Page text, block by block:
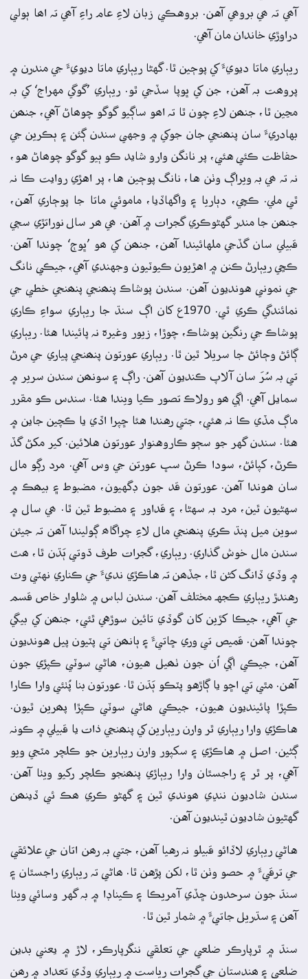
آھي تہ ھي بروھي آهن. بروهڪي زبان لاءِ عام راءِ آھي تہ اھا ٻولي
دراوڙي خاندان مان آهي.
ريٻاري ماتا ديويءَ کي پوڄين ٿا. گهڻا ريٻاري ماتا ديويءَ جي مندرن ۾
پروھت بہ آهن، جن کي ڀوپا سڏجي ٿو. ريٻاري ’گوگي مهراج‘ کي بہ
مڃين ٿا، جنھن لاءِ چون ٿا تہ اھو ساڳيو گوگو چوھاڻ آهي، جنھن
بهادريءَ سان پنھنجي جان جوکي ۾ وجهي سندن ڳئن ۽ ٻڪرين جي
حفاظت ڪئي هئي، پر نانگن وارو شايد ڪو ٻيو گوگو چوھاڻ هو،
نہ تہ ھي بہ ويراڳ وٺن ها، نانگ پوڄين ها، پر اهڙي روايت ڪا نہ
ٿي ملي. ڪڇي، دٻاريا ۽ واگهاڏيا، ماموئي ماتا جا پوڄاري آهن،
جنھن جا مندر گهڻوڪري گجرات ۾ آهن. ھي ھر سال نوراتڙي سڄي
قبيلي سان گڏجي ملهائيندا آهن، جنھن کي ھو ’ڀوڄ‘ چوندا آهن.
ڪڇي ريٻارڻ ڪنن ۾ اهڙيون ڪيوٽيون وجهندي آهي، جيڪي نانگ
جي نموني هونديون آهن. سندن پوشاڪ پنھنجي پنھنجي خطي جي
نمائندگي ڪري ٿي. 1970ع کان اڳ سنڌ جا ريٻاري سواءِ ڪاري
پوشاڪ جي رنگين پوشاڪ، چوڙا، زيور وغيرہ نہ پائيندا هئا. ريٻاري
ڳائڻ وڄائڻ جا سريلا ٿين ٿا. ريٻاري عورتون پنھنجي پياري جي مرڻ
تي بہ سُرَ سان آلاپ ڪنديون آهن. راڳ ۽ سونھن سندن سرير ۾
سمايل آهي. اڳي ھو رولاڪ تصور ڪيا ويندا هئا. سندس ڪو مقرر
ماڳ مڏي ڪا نہ هئي، جتي رهندا هئا ڇپرا اڏي يا ڪچين جاين ۾
هئا. سندن گهر جو سڄو ڪاروهنوار عورتون هلائين. کير مکڻ گڏ
ڪرڻ، کپائڻ، سودا ڪرڻ سڀ عورتن جي وس آهي. مرد رڳو مال
سان هوندا آهن. عورتون قد جون ڊگهيون، مضبوط ۽ بيھڪ ۾
سهڻيون ٿين، مرد بہ سهڻا، ۽ قداور ۽ مضبوط ٿين ٿا. ھي سال ۾
سوين ميل پنڌ ڪري پنھنجي مال لاءِ چراگاھ ڳوليندا آھن تہ جيئن
سندن مال خوش گذاري. ريٻاري، گجرات طرف ڌوتي ٻَڌن ٿا، ھٿ
۾ وڏي ڏانگ کڻن ٿا، جڏھن تہ هاڪڙي نديءَ جي ڪناري نهٽي وٽ
رهندڙ ريٻاري ڪجهہ مختلف آهن. سندن لباس ۾ شلوار خاص قسم
جي آهي، جيڪا کڙين کان گوڏي تائين سوڙهي ٿئي، جنھن کي بيگي
چوندا آهن. قميص تي وري ڇاتيءَ ۽ ٻانھن تي پٽيون پيل هونديون
آهن، جيڪي اڳي اُن جون ٺھيل هيون، ھاڻي سوٽي ڪپڙي جون
آهن. مٿي تي اڇو يا ڳاڙهو پٽڪو ٻَڌن ٿا. عورتون بنا پُٺئي وارا ڪارا
ڪپڙا پائينديون هيون، جيڪي ھاڻي سوٽي ڪپڙا پھرين ٿيون.
هاڪڙي وارا ريٻاري ٿر وارن ريٻارين کي پنھنجي ذات يا قبيلي ۾ ڪونہ
ڳڻين. اصل ۾ هاڪڙي ۽ سکپور وارن ريٻارين جو ڪلچر مٽجي ويو
آهي، پر ٿر ۽ راجسٿان وارا ريٻاڙي پنھنجو ڪلچر رکيو ويٺا آهن.
سندن شاديون ننڍي ھوندي ٿين ۽ گهڻو ڪري ھڪ ئي ڏينھن
گهڻيون شاديون ٿينديون آهن.
هاڻي ريٻاري لاڏائو قبيلو نہ رهيا آهن، جتي بہ رھن اتان جي علائقي
جي ترقيءَ ۾ حصو وٺن ٿا، لکن پڙهن ٿا. ھاڻي تہ ريٻاري راجسٿان ۽
سنڌ جون سرحدون ڇڏي آمريڪا ۽ ڪيناڊا ۾ بہ گهر وسائي ويٺا
آھن ۽ سڌريل جاتيءَ ۾ شمار ٿين ٿا.
سنڌ ۾ ٿرپارڪر ضلعي جي تعلقي ننگرپارڪر، لاڙ ۾ يعني بدين
ضلعي ۽ ھندستان جي گجرات رياست ۾ ريٻاري وڏي تعداد ۾ رھن